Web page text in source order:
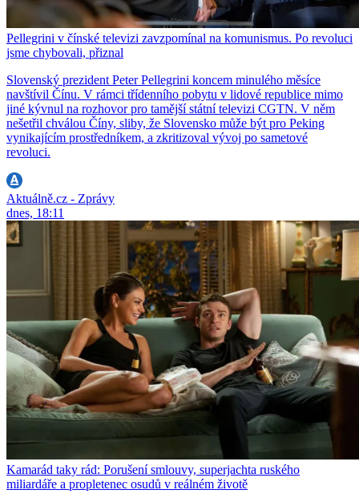
Pellegrini v čínské televizi zavzpomínal na komunismus. Po revoluci
jsme chybovali, přiznal
Slovenský prezident Peter Pellegrini koncem minulého měsíce
navštívil Čínu. V rámci třídenního pobytu v lidové republice mimo
jiné kývnul na rozhovor pro tamější státní televizi CGTN. V něm
nešetřil chválou Číny, sliby, že Slovensko může být pro Peking
vynikajícím prostředníkem, a zkritizoval vývoj po sametové
revoluci.
Aktuálně.cz - Zprávy
dnes, 18:11
Kamarád taky rád: Porušení smlouvy, superjachta ruského
miliardáře a propletenec osudů v reálném životě